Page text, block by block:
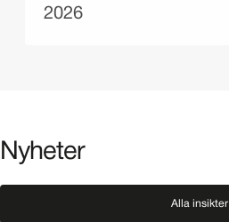
2026
Nyheter
Alla insikter